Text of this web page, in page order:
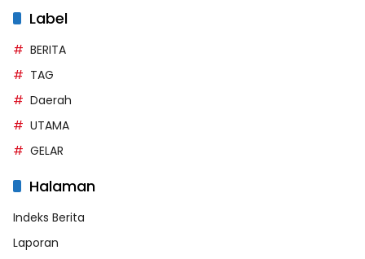
Label
BERITA
TAG
Daerah
UTAMA
GELAR
Halaman
Indeks Berita
Laporan